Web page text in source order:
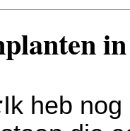
Ik heb